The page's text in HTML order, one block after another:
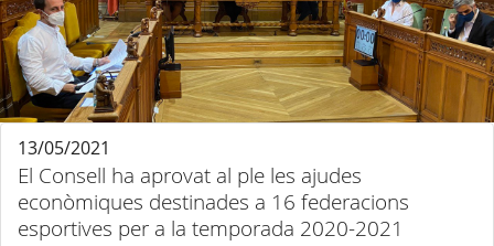
El Consell ha aprovat al ple les ajudes
econòmiques destinades a 16 federacions
esportives per a la temporada 2020-2021
13/05/2021